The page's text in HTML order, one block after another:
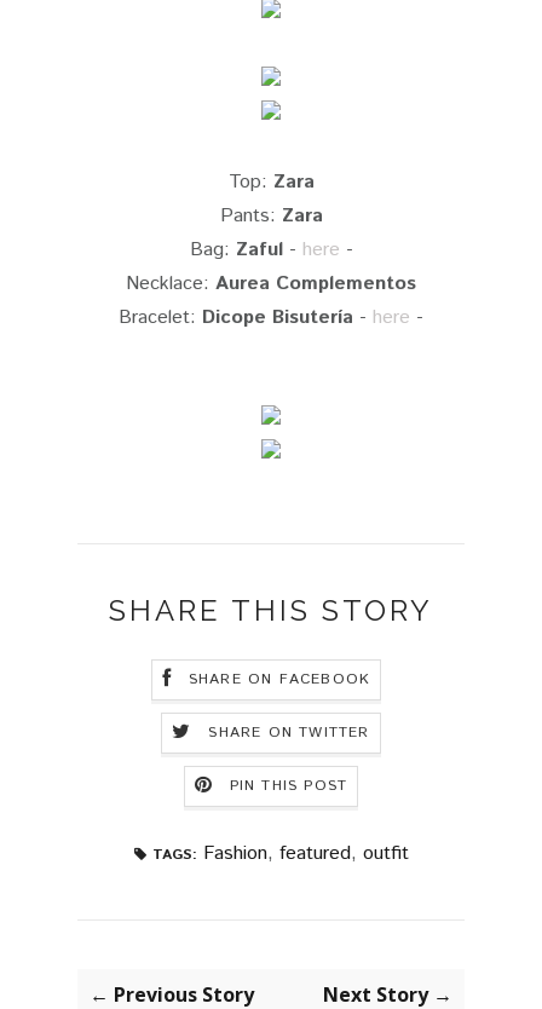
Top: Zara
Pants: Zara
Bag: Zaful - here -
Necklace: Aurea Complementos
Bracelet: Dicope Bisutería - here -
SHARE THIS STORY
SHARE ON FACEBOOK
SHARE ON TWITTER
PIN THIS POST
TAGS: Fashion, featured, outfit
← Previous Story Next Story →